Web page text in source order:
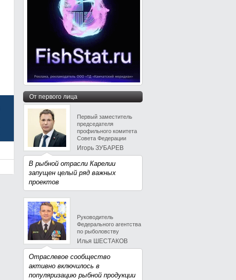
От первого лица
Первый заместитель
председателя
профильного комитета
Совета Федерации
Игорь ЗУБАРЕВ
В рыбной отрасли Карелии
запущен целый ряд важных
проектов
Руководитель
Федерального агентства
по рыболовству
Илья ШЕСТАКОВ
Отраслевое сообщество
активно включилось в
популяризацию рыбной продукции